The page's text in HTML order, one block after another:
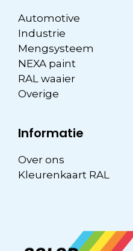
Automotive
Industrie
Mengsysteem
NEXA paint
RAL waaier
Overige
Informatie
Over ons
Kleurenkaart RAL